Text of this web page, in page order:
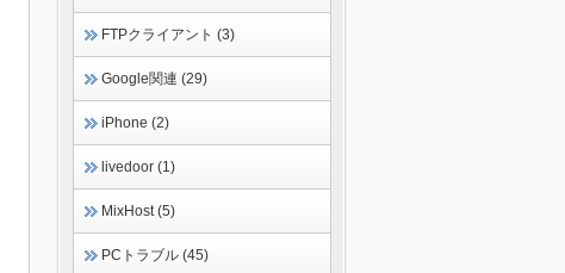
FTPクライアント (3)
Google関連 (29)
iPhone (2)
livedoor (1)
MixHost (5)
PCトラブル (45)